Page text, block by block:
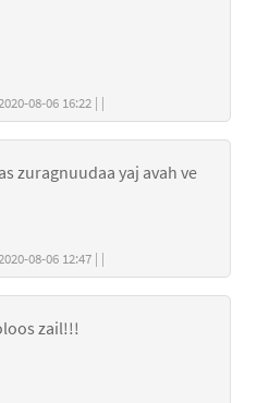
Зочин хэзээ бичсэн: 2020-08-06 16:22 | |
zuragnuudaa yaj avah ve
Зочин хэзээ бичсэн: 2020-08-06 12:47 | |
zail!!!